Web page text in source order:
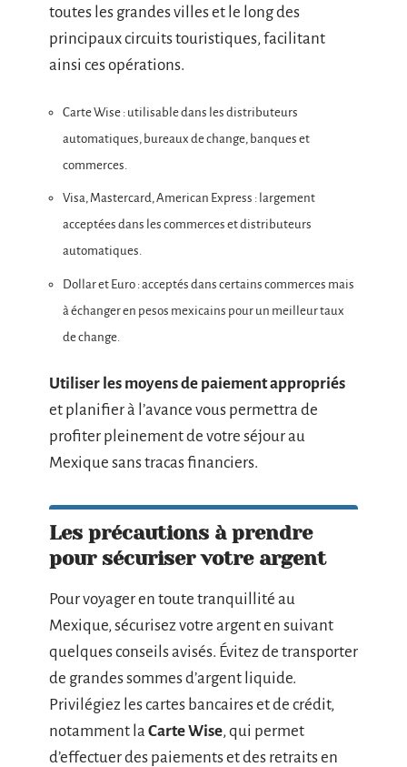
toutes les grandes villes et le long des
principaux circuits touristiques, facilitant
ainsi ces opérations.
Carte Wise : utilisable dans les distributeurs
automatiques, bureaux de change, banques et
commerces.
Visa, Mastercard, American Express : largement
acceptées dans les commerces et distributeurs
automatiques.
Dollar et Euro : acceptés dans certains commerces mais
à échanger en pesos mexicains pour un meilleur taux
de change.
Utiliser les moyens de paiement appropriés
et planifier à l’avance vous permettra de
profiter pleinement de votre séjour au
Mexique sans tracas financiers.
Les précautions à prendre
pour sécuriser votre argent
Pour voyager en toute tranquillité au
Mexique, sécurisez votre argent en suivant
quelques conseils avisés. Évitez de transporter
de grandes sommes d’argent liquide.
Privilégiez les cartes bancaires et de crédit,
notamment la Carte Wise, qui permet
d’effectuer des paiements et des retraits en